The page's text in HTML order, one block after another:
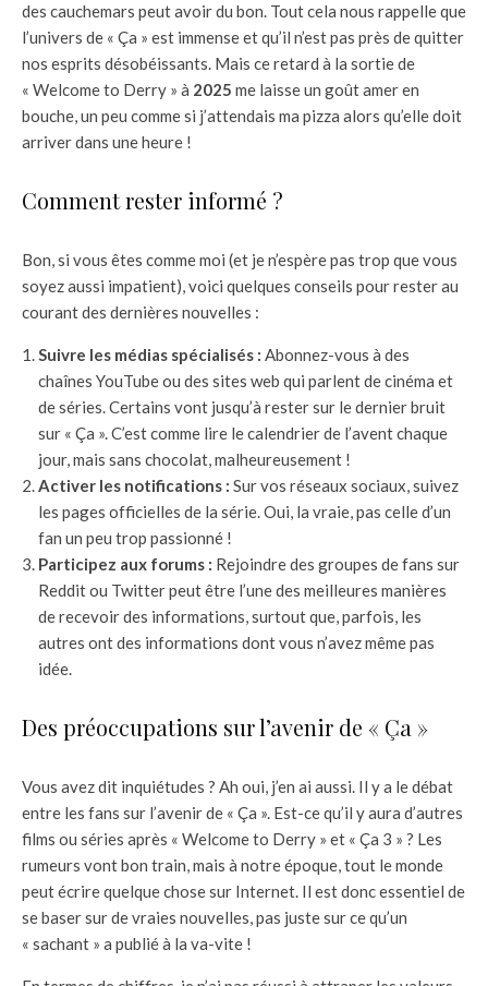
des cauchemars peut avoir du bon. Tout cela nous rappelle que
l’univers de « Ça » est immense et qu’il n’est pas près de quitter
nos esprits désobéissants. Mais ce retard à la sortie de
« Welcome to Derry » à 2025 me laisse un goût amer en
bouche, un peu comme si j’attendais ma pizza alors qu’elle doit
arriver dans une heure !
Comment rester informé ?
Bon, si vous êtes comme moi (et je n’espère pas trop que vous
soyez aussi impatient), voici quelques conseils pour rester au
courant des dernières nouvelles :
Suivre les médias spécialisés : Abonnez-vous à des
chaînes YouTube ou des sites web qui parlent de cinéma et
de séries. Certains vont jusqu’à rester sur le dernier bruit
sur « Ça ». C’est comme lire le calendrier de l’avent chaque
jour, mais sans chocolat, malheureusement !
Activer les notifications : Sur vos réseaux sociaux, suivez
les pages officielles de la série. Oui, la vraie, pas celle d’un
fan un peu trop passionné !
Participez aux forums : Rejoindre des groupes de fans sur
Reddit ou Twitter peut être l’une des meilleures manières
de recevoir des informations, surtout que, parfois, les
autres ont des informations dont vous n’avez même pas
idée.
Des préoccupations sur l’avenir de « Ça »
Vous avez dit inquiétudes ? Ah oui, j’en ai aussi. Il y a le débat
entre les fans sur l’avenir de « Ça ». Est-ce qu’il y aura d’autres
films ou séries après « Welcome to Derry » et « Ça 3 » ? Les
rumeurs vont bon train, mais à notre époque, tout le monde
peut écrire quelque chose sur Internet. Il est donc essentiel de
se baser sur de vraies nouvelles, pas juste sur ce qu’un
« sachant » a publié à la va-vite !